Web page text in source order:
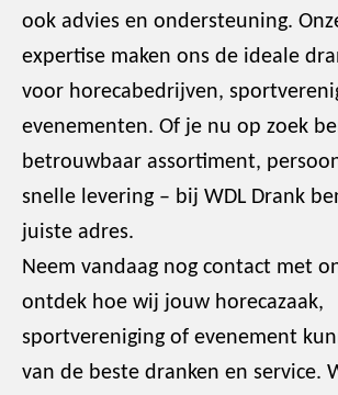
ook advies en ondersteuning.
expertise maken ons de ideale
voor horecabedrijven,
evenementen. Of je nu op zoek
betrouwbaar assortiment,
snelle levering – bij WDL Drank
juiste adres.
Neem vandaag nog contact met
ontdek hoe wij jouw horecazaak,
sportvereniging of evenement
van de beste dranken en service.